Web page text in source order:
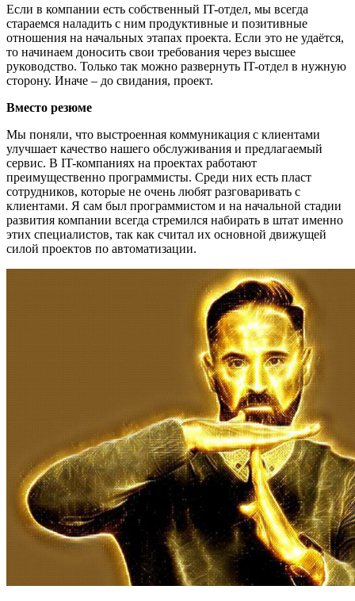
Если в компании есть собственный IT-отдел, мы всегда
стараемся наладить с ним продуктивные и позитивные
отношения на начальных этапах проекта. Если это не удаётся,
то начинаем доносить свои требования через высшее
руководство. Только так можно развернуть IT-отдел в нужную
сторону. Иначе – до свидания, проект.
Вместо резюме
Мы поняли, что выстроенная коммуникация с клиентами
улучшает качество нашего обслуживания и предлагаемый
сервис. В IT-компаниях на проектах работают
преимущественно программисты. Среди них есть пласт
сотрудников, которые не очень любят разговаривать с
клиентами. Я сам был программистом и на начальной стадии
развития компании всегда стремился набирать в штат именно
этих специалистов, так как считал их основной движущей
силой проектов по автоматизации.